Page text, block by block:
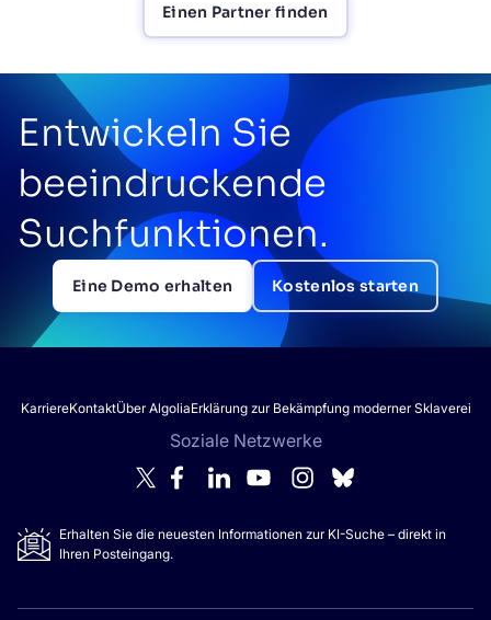
Einen Partner finden
Entwickeln Sie
beeindruckende
Suchfunktionen.
Eine Demo erhalten Kostenlos starten
KarriereKontaktÜber AlgoliaErklärung zur Bekämpfung moderner Sklaverei
Soziale Netzwerke
Erhalten Sie die neuesten Informationen zur KI-Suche – direkt in
Ihren Posteingang.